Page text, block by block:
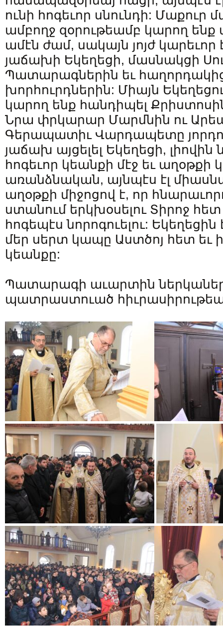
ունի հոգեւոր սնունդի: Մաքուր
ամբողջ զօրութեամբ կարող ենք
ամէն ժամ, սակայն յոյժ
յաճախի Եկեղեցի, մասնակցի
Պատարագներին եւ հաղորդակից
խորհուրդներին: Միայն
կարող ենք հանդիպել
Նրա փրկարար Մարմնին ու
Գերապատիւ Վարդապետը
յաճախ այցելել Եկեղեցի, լիովին
հոգեւոր կեանքի մէջ եւ աղօթքի
առանձնական, այնպէս էլ
աղօթքի միջոցով է, որ
ստանում երկխօսելու Տիրոջ
հոգեպէս նորոգուելու:
մեր սերտ կապը Աստծոյ հետ եւ
կեանքը:
Պատարագի աւարտին
պատրաստուած